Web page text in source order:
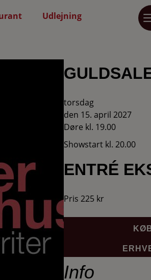
Udlejning
torsdag
den 15. april 2027
Døre kl. 19.00
Showstart kl. 20.00
ENTRÉ
Pris 225 kr
Info